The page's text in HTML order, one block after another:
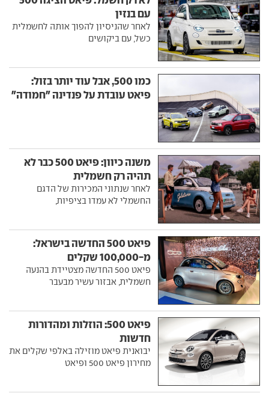
עם בנזין
לאחר שהניסיון להפוך אותה לחשמלית
כשל, עם ביקושים
כמו 500, אבל עוד יותר בזול:
פיאט עובדת על פנדינה "חמודה"
משנה כיוון: פיאט 500 כבר לא
תהיה רק חשמלית
לאחר שנתוני המכירות של הדגם
החשמלי לא עמדו בציפיות,
פיאט 500 החדשה בישראל:
מ-100,000 שקלים
פיאט 500 החדשה מצטיידת בהנעה
חשמלית, אבזור עשיר מבעבר
פיאט 500: הוזלות ומהדורות
חדשות
יבואנית פיאט מוזילה באלפי שקלים את
מחירון פיאט 500 ופיאט